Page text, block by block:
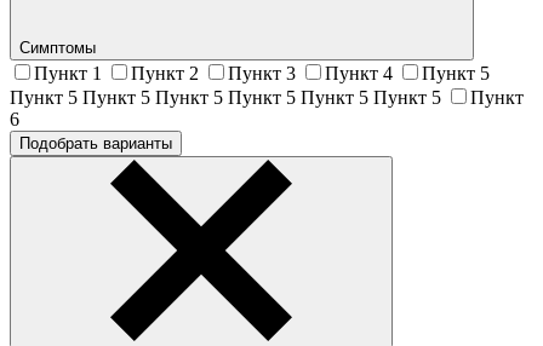
Симптомы
Пункт 1 Пункт 2 Пункт 3 Пункт 4
Пункт 5
Пункт 5 Пункт 5 Пункт 5 Пункт 5 Пункт 5 Пункт 5
Пункт
6
Подобрать варианты